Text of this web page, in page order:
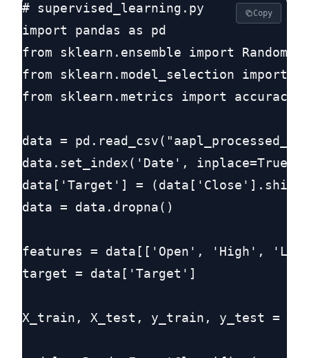
# supervised_learning.py
import pandas as pd
from sklearn.ensemble import
from sklearn.model_selection import
from sklearn.metrics import
data =
data.set_index('Date', inplace=True)
data['Target'] =
data = data.dropna()
features = data[['Open', 'High',
target = data['Target']
X_train, X_test, y_train, y_test =
Copy